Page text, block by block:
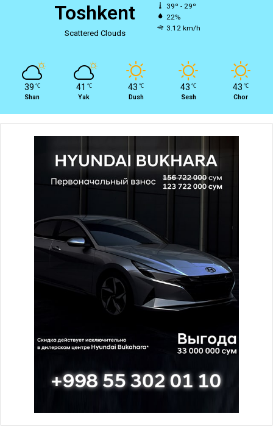
Toshkent
Scattered Clouds
39º - 29º
22%
3.12 km/h
39 ℃
Shan
41 ℃
Yak
43 ℃
Dush
43 ℃
Sesh
43 ℃
Chor